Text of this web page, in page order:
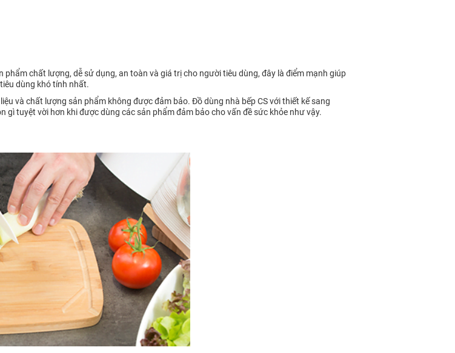
chất lượng, dễ sử dụng, an toàn và giá trị cho người tiêu dùng, đây là điểm mạnh giúp
dùng khó tính nhất.
và chất lượng sản phẩm không được đảm bảo. Đồ dùng nhà bếp CS với thiết kế sang
gì tuyệt vời hơn khi được dùng các sản phẩm đảm bảo cho vấn đề sức khỏe như vậy.